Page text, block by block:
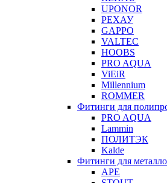
UPONOR
РЕХАУ
GAPPO
VALTEC
HOOBS
PRO AQUA
ViEiR
Millennium
ROMMER
Фитинги для
PRO AQUA
Lammin
ПОЛИТЭК
Kalde
Фитинги для
APE